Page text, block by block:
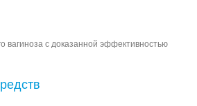
вагиноза с доказанной эффективностью